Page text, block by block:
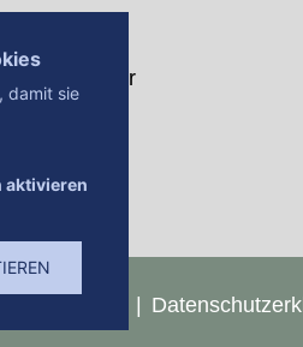
- 18:00 Uhr
damit sie
aktivieren